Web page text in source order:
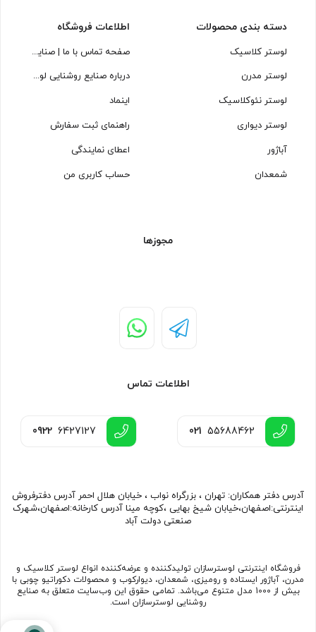
دسته بندی محصولات
لوستر کلاسیک
لوستر مدرن
لوستر نئوکلاسیک
لوستر دیواری
آباژور
شمعدان
اطلاعات فروشگاه
صفحه تماس با ما | صنایع روشنایی لوسترسازان
درباره صنایع روشنایی لوسترسازان
اینماد
راهنمای ثبت سفارش
اعطای نمایندگی
حساب کاربری من
مجوزها
اطلاعات تماس
021 55688462
0922 6427127
آدرس دفتر همکاران: تهران ، بزرگراه نواب ، خیابان هلال احمر آدرس دفترفروش
اینترنتی:اصفهان،خیابان شیخ بهایی ،کوچه مینا آدرس کارخانه:اصفهان،شهرک
صنعتی دولت آباد
فروشگاه اینترنتی لوسترسازان تولیدکننده و عرضه‌کننده انواع لوستر کلاسیک و
مدرن، آباژور ایستاده و رومیزی، شمعدان، دیوارکوب و محصولات دکوراتیو چوبی با
بیش از 1000 مدل متنوع می‌باشد. تمامی حقوق این وب‌سایت متعلق به صنایع
روشنایی لوسترسازان است.